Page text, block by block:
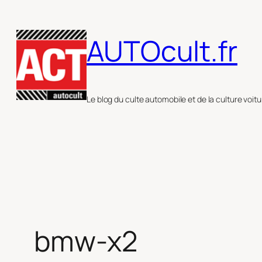
au
contenu
AUTOcult.fr
Le blog du culte automobile et de la culture
bmw-x2